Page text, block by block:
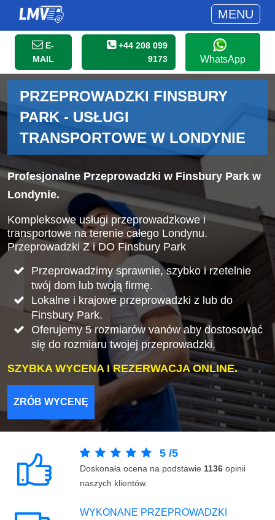
MENU
E-
MAIL
+44 208 099
9173
WhatsApp
PRZEPROWADZKI FINSBURY
PARK - USŁUGI
TRANSPORTOWE W LONDYNIE
Profesjonalne Przeprowadzki w Finsbury Park w
Londynie.
Kompleksowe usługi przeprowadzkowe i
transportowe na terenie całego Londynu.
Przeprowadzki Z i DO Finsbury Park
Przeprowadzimy sprawnie, szybko i rzetelnie
twój dom lub twoją firmę.
Lokalne i krajowe przeprowadzki z lub do
Finsbury Park.
Oferujemy 5 rozmiarów vanów aby dostosować
się do rozmiaru twojej przeprowadzki.
SZYBKA WYCENA I REZERWACJA ONLINE.
ZRÓB WYCENĘ
5 /5
Doskonała ocena na podstawie 1136 opinii
naszych klientów.
WYKONANE PRZEPROWADZKI